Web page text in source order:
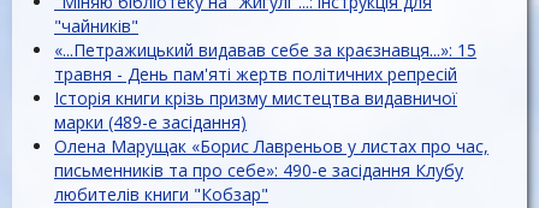
"чайників"
«...Петражицький видавав себе за краєзнавця...»: 15
травня - День пам'яті жертв політичних репресій
Історія книги крізь призму мистецтва видавничої
марки (489-е засідання)
Олена Марущак «Борис Лавреньов у листах про час,
письменників та про себе»: 490-е засідання Клубу
любителів книги "Кобзар"